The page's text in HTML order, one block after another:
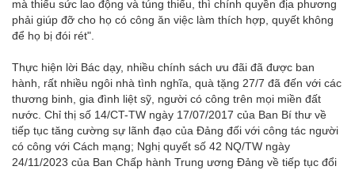
mà thiếu sức lao động và túng thiếu, thì chính quyền địa phương
phải giúp đỡ cho họ có công ăn việc làm thích hợp, quyết không
để họ bị đói rét".
Thực hiện lời Bác dạy, nhiều chính sách ưu đãi đã được ban
hành, rất nhiều ngôi nhà tình nghĩa, quà tặng 27/7 đã đến với các
thương binh, gia đình liệt sỹ, người có công trên mọi miền đất
nước. Chỉ thị số 14/CT-TW ngày 17/07/2017 của Ban Bí thư về
tiếp tục tăng cường sự lãnh đạo của Đảng đối với công tác người
có công với Cách mạng; Nghị quyết số 42 NQ/TW ngày
24/11/2023 của Ban Chấp hành Trung ương Đảng về tiếp tục đổi